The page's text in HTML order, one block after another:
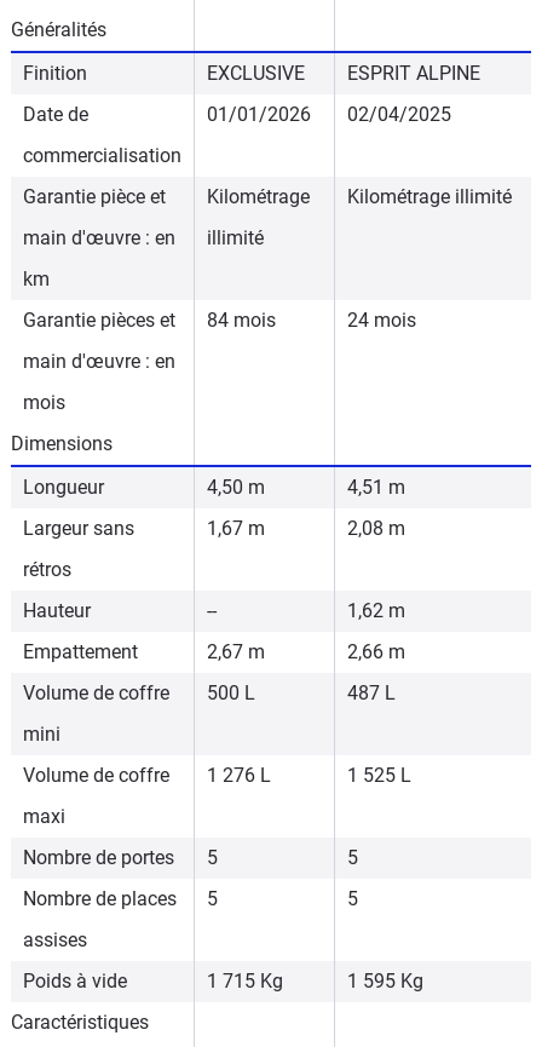
Généralités
Finition
EXCLUSIVE
ESPRIT ALPINE
Date de
commercialisation
01/01/2026 02/04/2025
Garantie pièce et
main d'œuvre : en
km
Kilométrage
illimité
Kilométrage illimité
Garantie pièces et
main d'œuvre : en
mois
84 mois 24 mois
Dimensions
Longueur
4,50 m
4,51 m
Largeur sans
rétros
1,67 m 2,08 m
Hauteur --
1,62 m
Empattement
2,67 m
2,66 m
Volume de coffre
mini
500 L 487 L
Volume de coffre
maxi
1 276 L 1 525 L
Nombre de portes 5
5
Nombre de places
assises
5 5
Poids à vide 1 715 Kg
1 595 Kg
Caractéristiques